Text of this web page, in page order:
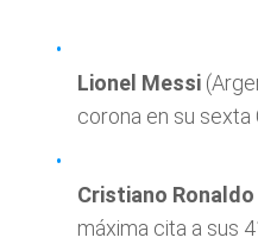
Lionel Messi
corona en su sexta
Cristiano Ronaldo
máxima cita a sus